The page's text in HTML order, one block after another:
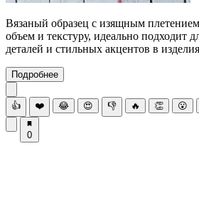
Вязаный образец с изящным
объем и текстуру, идеально подходит
деталей и стильных акцентов в
Подробнее
👍 ❤️ 😂 😍 👎 🔥 👏 😮
0